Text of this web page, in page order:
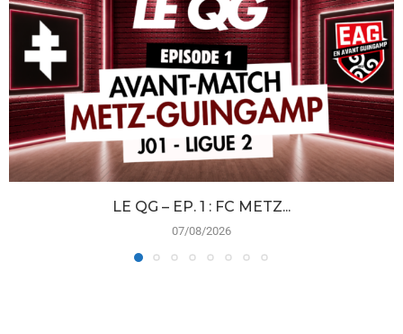
LE QG – EP. 1 : FC METZ...
07/08/2026